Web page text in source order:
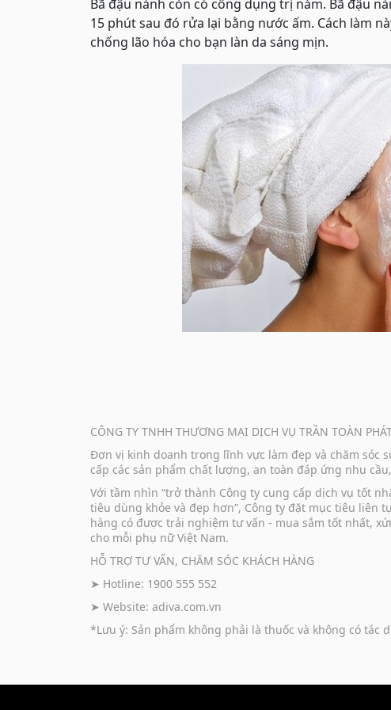
Bã đậu nành còn có công dụng trị nám. Bã đậu
15 phút sau đó rửa lại bằng nước ấm. Cách làm
chống lão hóa cho bạn làn da sáng mịn.
CÔNG TY TNHH THƯƠNG MẠI DỊCH VỤ TRẦN TOÀN
Đơn vị kinh doanh trong lĩnh vực làm đẹp và chăm sóc
cấp các sản phẩm chất lượng, an toàn đáp ứng nhu
Với tầm nhìn “trở thành Công ty cung cấp dịch vụ tốt
tiêu dùng khỏe và đẹp hơn”, Công ty đặt mục tiêu liên
hàng có được trải nghiệm tư vấn - mua sắm tốt nhất,
cho mỗi phụ nữ Việt Nam.
HỖ TRỢ TƯ VẤN, CHĂM SÓC KHÁCH HÀNG
➤ Hotline: 1900 555 552
➤ Website: adiva.com.vn
*Lưu ý: Sản phẩm không phải là thuốc và không có tác